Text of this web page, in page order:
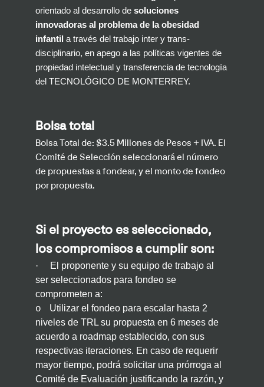
orientado al desarrollo de soluciones
innovadoras al problema de la obesidad
infantil a través del trabajo inter y trans-
disciplinario, en apego a las políticas vigentes de
propiedad intelectual y transferencia de tecnología
del TECNOLÓGICO DE MONTERREY.
Bolsa total
Bolsa Total de: $3.5 Millones de Pesos + IVA. El
Comité de Selección seleccionará el número
de propuestas a fondear, y el monto de fondeo
por propuesta.
Si el proyecto es seleccionado,
los compromisos a cumplir son:
·
El proponente y su equipo de trabajo al
ser seleccionados para fondeo se
comprometen a:
o
Utilizar el fondeo para escalar hasta 2
niveles de TRL su propuesta en 6 meses de
acuerdo a roadmap establecido, con sus
respectivas iteraciones. En caso de requerir
mayor tiempo, podrá solicitar una prórroga al
Comité de Evaluación justificando la razón, y